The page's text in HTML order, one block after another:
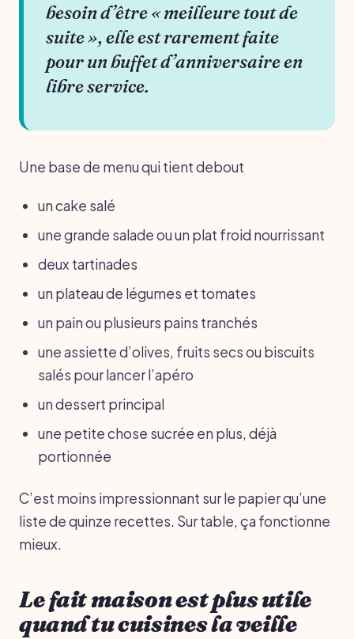
besoin d’être « meilleure tout de
suite », elle est rarement faite
pour un buffet d’anniversaire en
libre service.
Une base de menu qui tient debout
un cake salé
une grande salade ou un plat froid nourrissant
deux tartinades
un plateau de légumes et tomates
un pain ou plusieurs pains tranchés
une assiette d’olives, fruits secs ou biscuits
salés pour lancer l’apéro
un dessert principal
une petite chose sucrée en plus, déjà
portionnée
C’est moins impressionnant sur le papier qu’une
liste de quinze recettes. Sur table, ça fonctionne
mieux.
Le fait maison est plus utile
quand tu cuisines la veille